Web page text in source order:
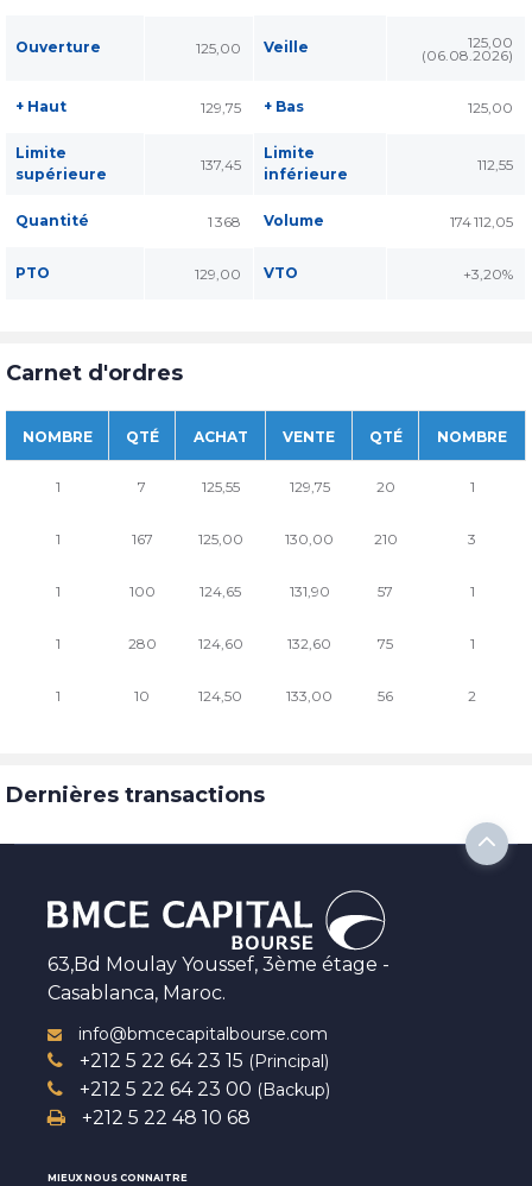
Ouverture 125,00 Veille 125,00
(06.08.2026)
+ Haut 129,75 + Bas 125,00
Limite
supérieure
137,45
Limite
inférieure
112,55
Quantité 1 368 Volume 174 112,05
PTO 129,00 VTO +3,20%
Carnet d'ordres
NOMBRE QTÉ ACHAT
1 7 125,55
1 167 125,00
1 100 124,65
1 280 124,60
1 10 124,50
VENTE QTÉ NOMBRE
129,75 20 1
130,00 210 3
131,90 57 1
132,60 75 1
133,00 56 2
Dernières transactions
63,Bd Moulay Youssef, 3ème étage -
Casablanca, Maroc.
info@bmcecapitalbourse.com
+212 5 22 64 23 15 (Principal)
+212 5 22 64 23 00 (Backup)
+212 5 22 48 10 68
MIEUX NOUS CONNAITRE